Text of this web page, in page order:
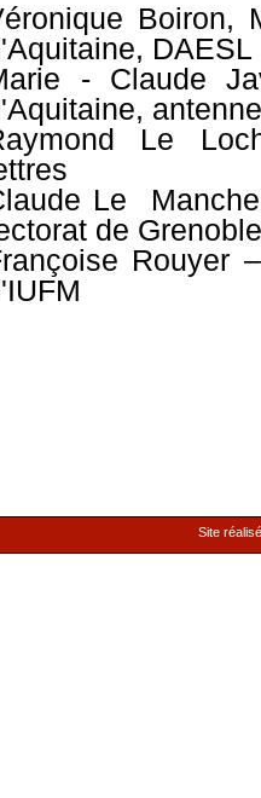
Boiron,
- Claude
Le
Le
de
Rouyer
Site